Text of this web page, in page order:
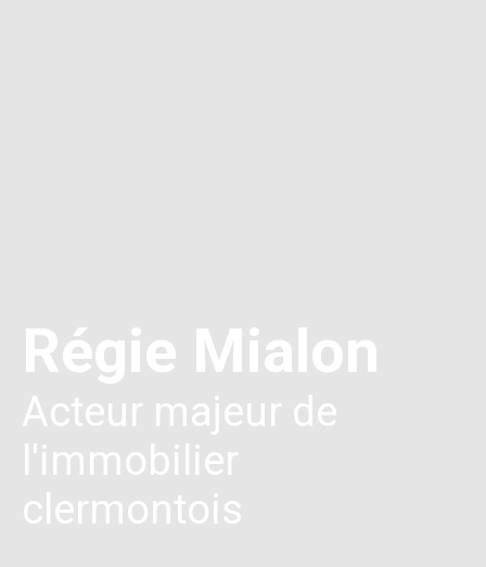
Régie Mialon
Acteur majeur de
l'immobilier
clermontois